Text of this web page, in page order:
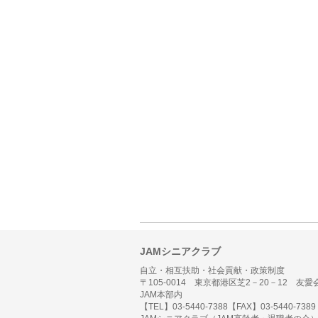
JAMシニアクラブ
自立・相互扶助・社会貢献・政策制度
〒105-0014 東京都港区芝2－20－12 友愛
JAM本部内
【TEL】03-5440-7388【FAX】03-5440-7389